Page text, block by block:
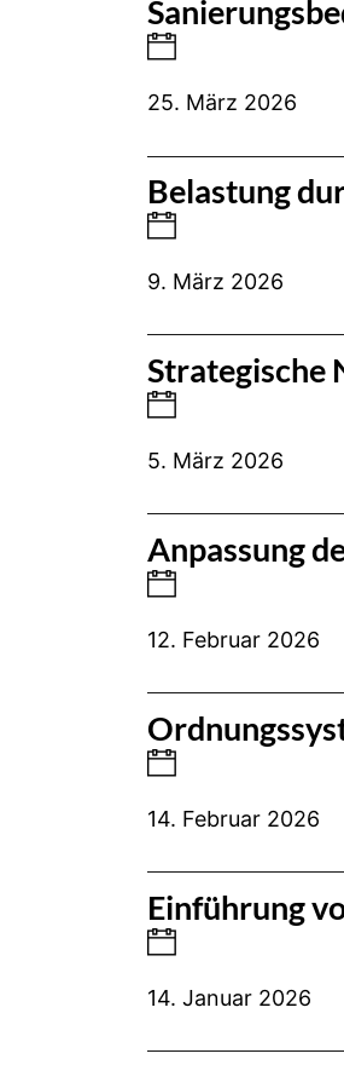
25. März 2026
Belastung
9. März 2026
Strategische
5. März 2026
Anpassung
12. Februar 2026
14. Februar 2026
Einführung
14. Januar 2026